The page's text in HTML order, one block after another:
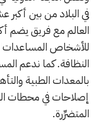
في البلاد من بين أكبر
للأشخاص المساعدات
النظافة. كما ندعم
بالمعدات الطبية
إصلاحات في محطات
المتضرِّرة.